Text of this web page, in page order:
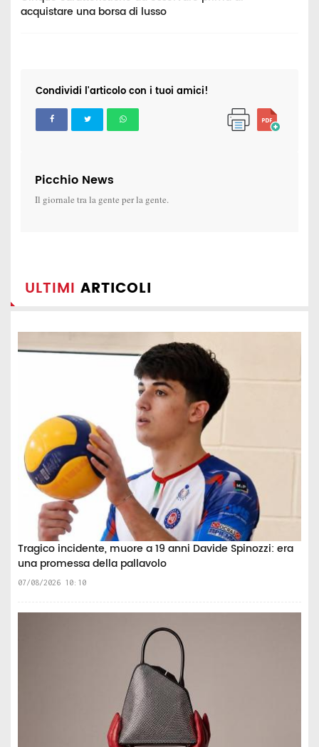
acquistare una borsa di lusso
Condividi l'articolo con i tuoi amici!
Picchio News
Il giornale tra la gente per la gente.
ULTIMI ARTICOLI
Tragico incidente, muore a 19 anni Davide Spinozzi: era
una promessa della pallavolo
07/08/2026 10:10